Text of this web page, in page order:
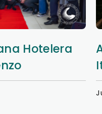
en Nueva